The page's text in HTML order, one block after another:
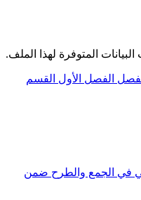
المتوفرة لهذا الملف.
الفصل الأول
القسم
في الجمع والطرح ضمن